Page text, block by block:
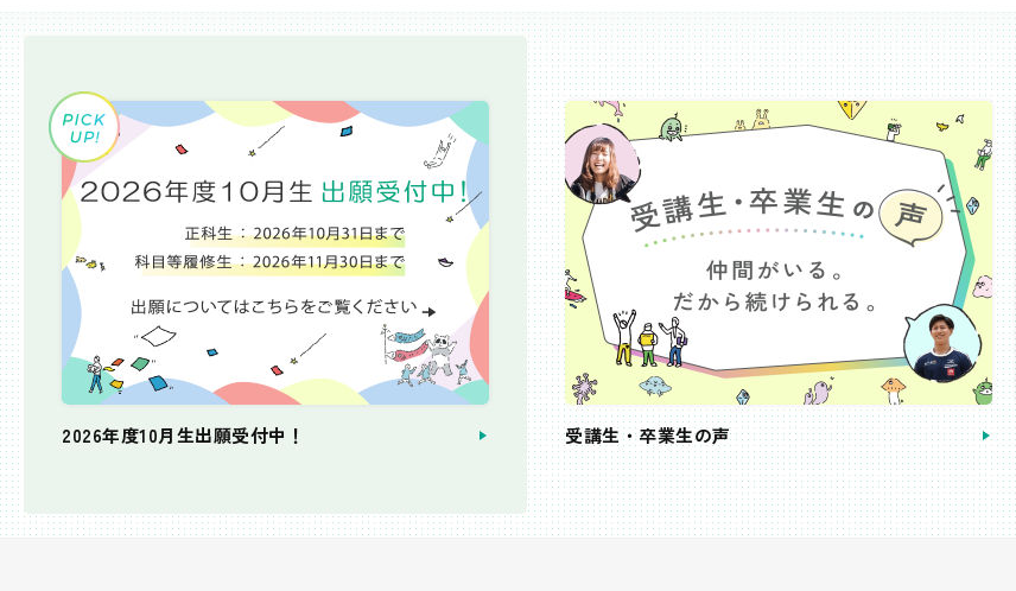
2026年度10月生出願受付中！
個別相談会 受講生・卒業生の声